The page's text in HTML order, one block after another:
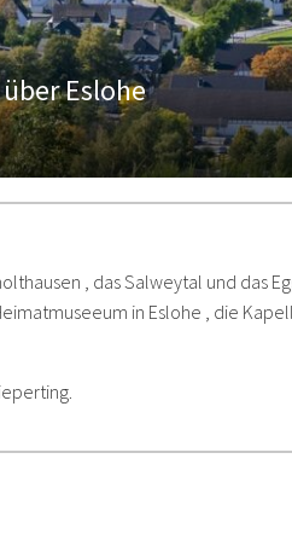
Eslohe
, das Salweytal und das
in Eslohe , die